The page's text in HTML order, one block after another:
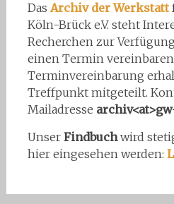
Das Archiv der Werkstatt
Köln-Brück e.V. steht
Recherchen zur
einen Termin
Terminvereinbarung
Treffpunkt mitgeteilt.
Mailadresse
Unser Findbuchwird
hier eingesehen werden: